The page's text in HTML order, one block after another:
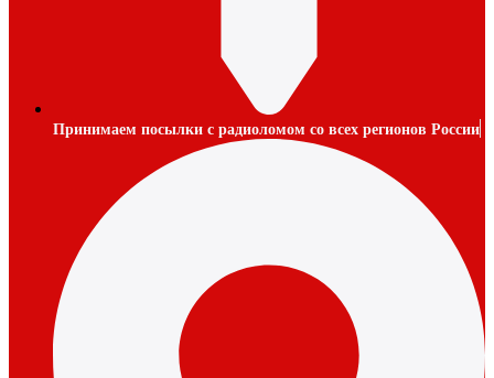
Принимаем посылки с радиоломом со всех регионов России